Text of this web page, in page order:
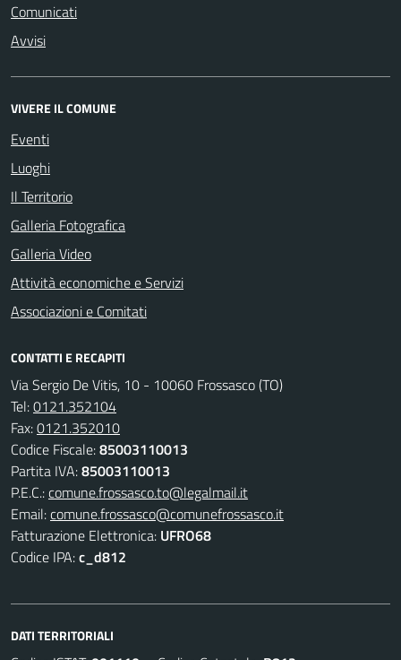
Comunicati
Avvisi
VIVERE IL COMUNE
Eventi
Luoghi
Il Territorio
Galleria Fotografica
Galleria Video
Attività economiche e Servizi
Associazioni e Comitati
CONTATTI E RECAPITI
Via Sergio De Vitis, 10 - 10060 Frossasco (TO)
Tel:0121.352104
Fax:0121.352010
Codice Fiscale:85003110013
Partita IVA:85003110013
P.E.C.:comune.frossasco.to@legalmail.it
Email:comune.frossasco@comunefrossasco.it
Fatturazione Elettronica: UFRO68
Codice IPA:c_d812
DATI TERRITORIALI